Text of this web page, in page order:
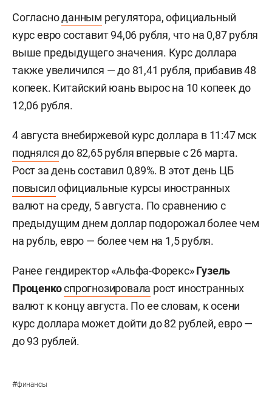
Согласноданным регулятора, официальный
курс евро составит 94,06 рубля, что на 0,87 рубля
выше предыдущего значения. Курс доллара
также увеличился — до 81,41 рубля, прибавив 48
копеек. Китайский юань вырос на 10 копеек до
12,06 рубля.
4 августа внебиржевой курс доллара в 11:47 мск
поднялсядо 82,65 рубля впервые с 26 марта.
Рост за день составил 0,89%. В этот день ЦБ
повысилофициальные курсы иностранных
валют на среду, 5 августа. По сравнению с
предыдущим днем доллар подорожал более чем
на рубль, евро — более чем на 1,5 рубля.
Ранее гендиректор «Альфа-Форекс»Гузель
Проценкоспрогнозировала рост иностранных
валют к концу августа. По ее словам, к осени
курс доллара может дойти до 82 рублей, евро —
до 93 рублей.
#финансы